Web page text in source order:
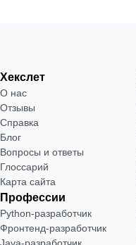
Хекслет
О нас
Отзывы
Справка
Блог
Вопросы и ответы
Глоссарий
Карта сайта
Профессии
Python-разработчик
Фронтенд-разработчик